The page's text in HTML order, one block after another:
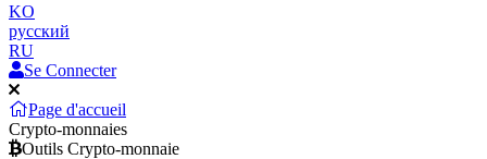
KO
русский
RU
Se Connecter
Page d'accueil
Crypto-monnaies
Outils Crypto-monnaie